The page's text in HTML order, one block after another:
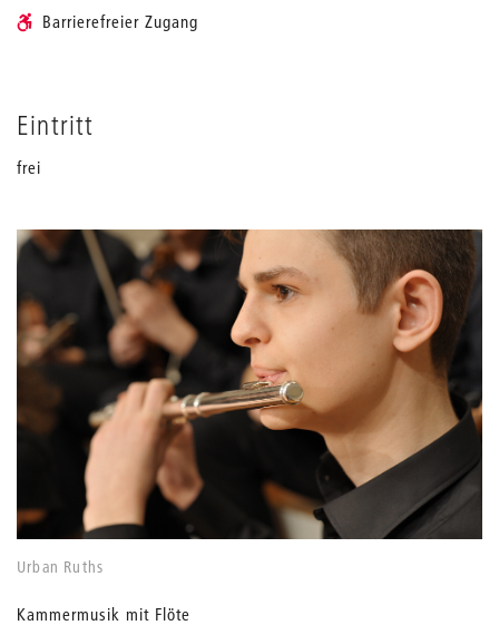
Barrierefreier Zugang
Eintritt
frei
Urban Ruths
Kammermusik mit Flöte